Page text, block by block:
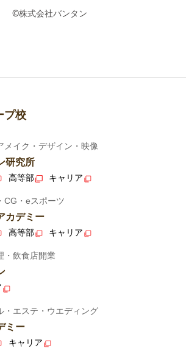
©株式会社バンタン
プ校
メイク・デザイン・映像
研究所
高等部 キャリア
CG・eスポーツ
カデミー
高等部 キャリア
・飲食店開業
・エステ・ウエディング
ミー
キャリア